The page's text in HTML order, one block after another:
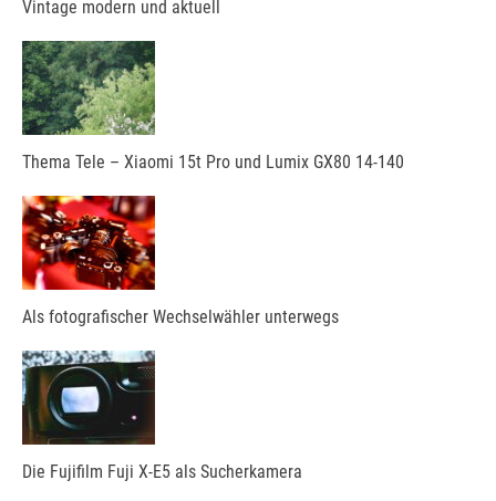
Vintage modern und aktuell
Thema Tele – Xiaomi 15t Pro und Lumix GX80 14-140
Als fotografischer Wechselwähler unterwegs
Die Fujifilm Fuji X-E5 als Sucherkamera